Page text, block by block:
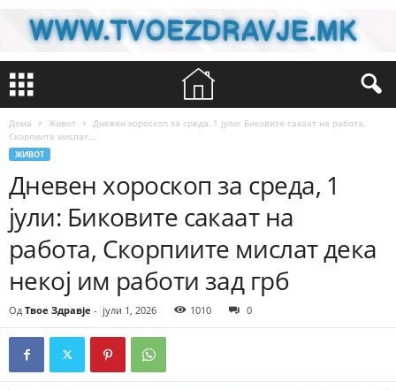
Дома Живот
Дневен хороскоп за среда, 1 јули: Биковите сакаат на работа,
Скорпиите мислат...
ЖИВОТ
Дневен хороскоп за среда, 1
јули: Биковите сакаат на
работа, Скорпиите мислат дека
некој им работи зад грб
Од Твое Здравје - јули 1, 2026 1010 0